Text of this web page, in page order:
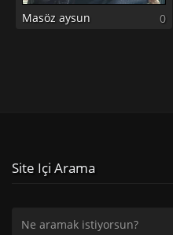
Masöz aysun 0
Site Içi Arama